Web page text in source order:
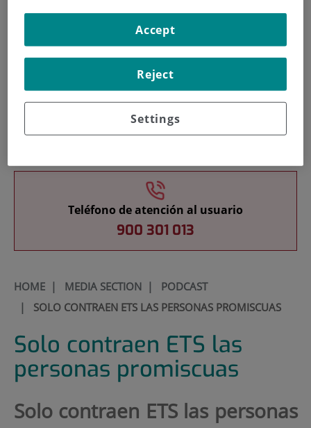
Research
Teaching
Teléfono de atención al usuario
900 301 013
HOME| MEDIA SECTION| PODCAST
| SOLO CONTRAEN ETS LAS PERSONAS PROMISCUAS
Solo contraen ETS las
personas promiscuas
Solo contraen ETS las personas
Settings
Reject
Accept